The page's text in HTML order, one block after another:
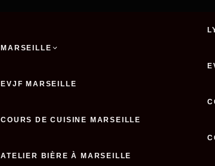
MARSEILLE
EVJF MARSEILLE
COURS DE CUISINE MARSEILLE
ATELIER BIÈRE À MARSEILLE